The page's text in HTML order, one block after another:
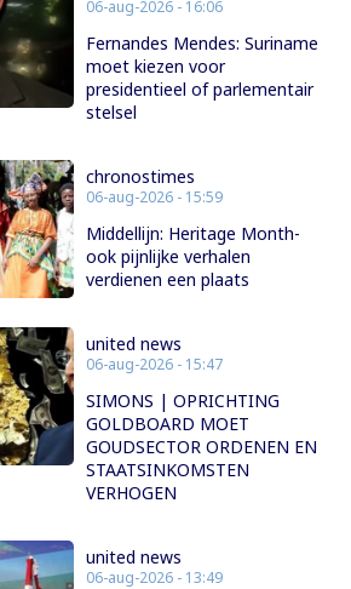
06-aug-2026 - 16:06
Fernandes Mendes: Suriname
moet kiezen voor
presidentieel of parlementair
stelsel
chronostimes
06-aug-2026 - 15:59
Middellijn: Heritage Month-
ook pijnlijke verhalen
verdienen een plaats
united news
06-aug-2026 - 15:47
SIMONS | OPRICHTING
GOLDBOARD MOET
GOUDSECTOR ORDENEN EN
STAATSINKOMSTEN
VERHOGEN
united news
06-aug-2026 - 13:49